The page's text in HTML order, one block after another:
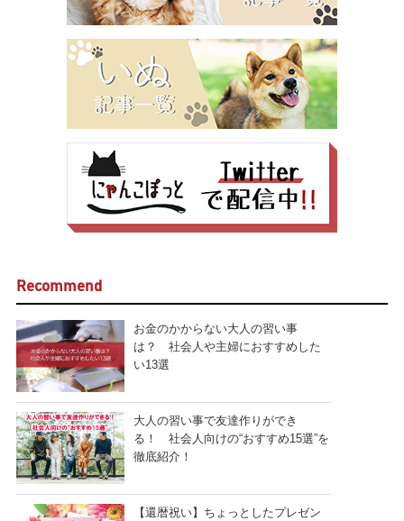
Recommend
お金のかからない大人の習い事
は？ 社会人や主婦におすすめした
い13選
大人の習い事で友達作りができ
る！ 社会人向けの“おすすめ15選”を
徹底紹介！
【還暦祝い】ちょっとしたプレゼン